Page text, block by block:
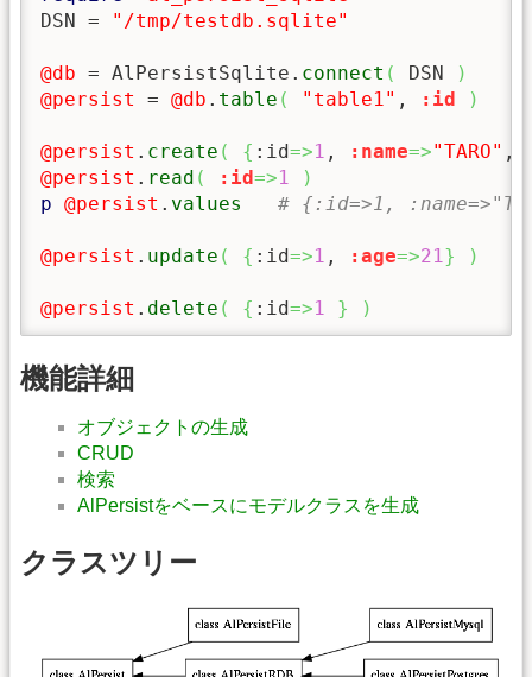
DSN =
"/tmp/testdb.sqlite"
@db = AlPersistSqlite. connect ( DSN
)
@persist
= @db . table ( "table1" , :id )
@persist . create ( { :id=>1 , :name=>"TARO" ,
@persist . read ( :id=>1
)
p @persist . values # {:id=>1,
@persist . update ( { :id=>1 , :age=>21 } )
@persist . delete ( { :id=>1 } )
機能詳細
オブジェクトの生成
CRUD
検索
AlPersistをベースにモデルクラスを生成
クラスツリー